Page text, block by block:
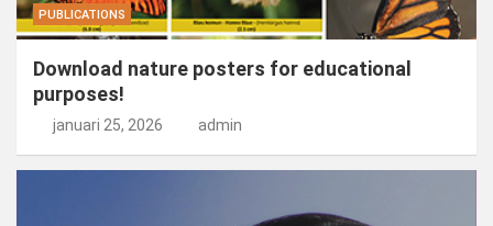
PUBLICATIONS
Download nature posters for educational
purposes!
januari 25, 2026 admin